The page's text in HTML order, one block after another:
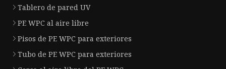
Tablero de pared UV
PE WPC al aire libre
Pisos de PE WPC para exteriores
Tubo de PE WPC para exteriores